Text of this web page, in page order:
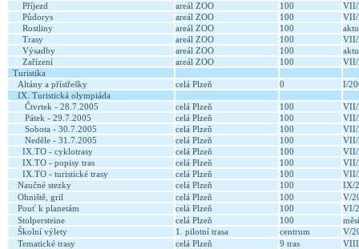
Příjezd
areál ZOO 100
Půdorys
areál ZOO 100
Rostliny
areál ZOO 100
Trasy
areál ZOO 100
Výsadby
areál ZOO 100
Zařízení
areál ZOO 100
Turistika
Altány a přístřešky
celá Plzeň 0
I/
IX. Turistická olympiáda
Čtvrtek - 28.7.2005
celá Plzeň 100
Pátek - 29.7.2005
celá Plzeň 100
Sobota - 30.7.2005
celá Plzeň 100
Neděle - 31.7.2005
celá Plzeň 100
IX.TO - cyklotrasy
celá Plzeň 100
IX.TO - popisy tras
celá Plzeň 100
IX.TO - turistické trasy
celá Plzeň 100
Naučné stezky
celá Plzeň 100
IX/
Ohniště, gril
celá Plzeň 100
V/
Pouť k planetám
celá Plzeň 100
VI/
Stolpersteine
celá Plzeň 100
Školní výlety
1. pilotní trasa centrum
V/
Tematické trasy
celá Plzeň 9 tras